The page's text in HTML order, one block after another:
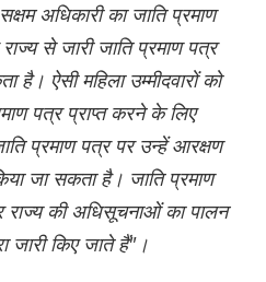
अधिकारी का जाति प्रमाण
राज्य से जारी जाति प्रमाण पत्र
है। ऐसी महिला उम्मीदवारों को
पत्र प्राप्त करने के लिए
प्रमाण पत्र पर उन्हें आरक्षण
जा सकता है। जाति प्रमाण
की अधिसूचनाओं का पालन
जारी किए जाते हैं"।